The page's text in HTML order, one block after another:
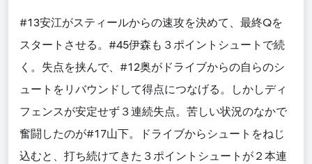
#13安江がスティールからの速攻を決めて、最終Qを
スタートさせる。#45伊森も３ポイントシュートで続
く。失点を挟んで、#12奥がドライブからの自らのシ
ュートをリバウンドして得点につなげる。しかしディ
フェンスが安定せず３連続失点。苦しい状況のなかで
奮闘したのが#17山下。ドライブからシュートをねじ
込むと、打ち続けてきた３ポイントシュートが２本連